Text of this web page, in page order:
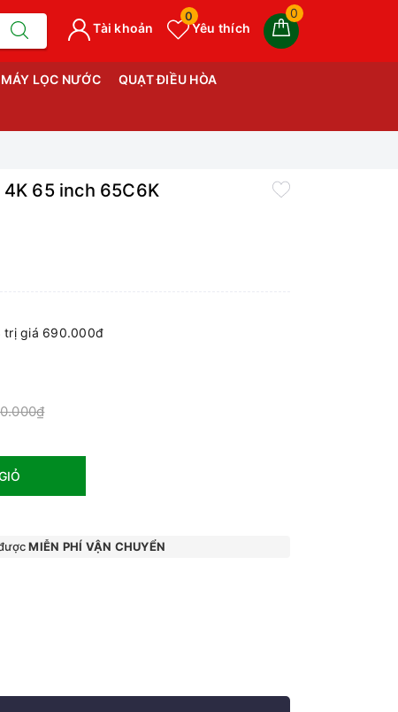
0
Yêu thích
0
Tài khoản
MÁY LỌC NƯỚC QUẠT ĐIỀU HÒA
4K 65 inch 65C6K
trị giá 690.000đ
MIỄN PHÍ VẬN CHUYỂN